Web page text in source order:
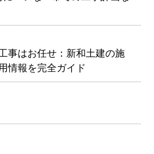
事はお任せ：新和土建の施
情報を完全ガイド